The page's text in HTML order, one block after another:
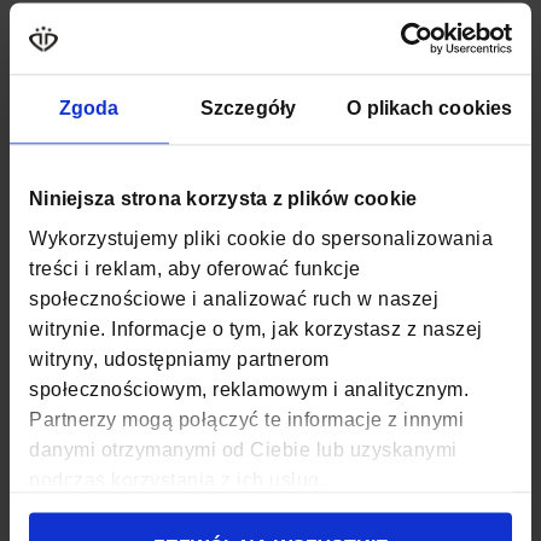
Zgoda Szczegóły O plikach cookies
Niniejsza strona korzysta z plików cookie
Wykorzystujemy pliki cookie do spersonalizowania
treści i reklam, aby oferować funkcje
społecznościowe i analizować ruch w naszej
witrynie. Informacje o tym, jak korzystasz z naszej
witryny, udostępniamy partnerom
społecznościowym, reklamowym i analitycznym.
Partnerzy mogą połączyć te informacje z innymi
danymi otrzymanymi od Ciebie lub uzyskanymi
informacji
SKU ZG1083
WAGA 0,67 KG
MATERIAŁ POLIESTER, NYLON
SZEROKOŚĆ 32 CM
GŁĘBOKOŚĆ
WYSOKOŚĆ
ZAPIĘCIE SUWAK
KOD EAN 5907127694134
ILOŚĆ KOMÓR 3